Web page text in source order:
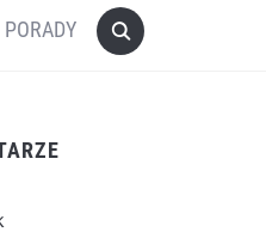
PORADY